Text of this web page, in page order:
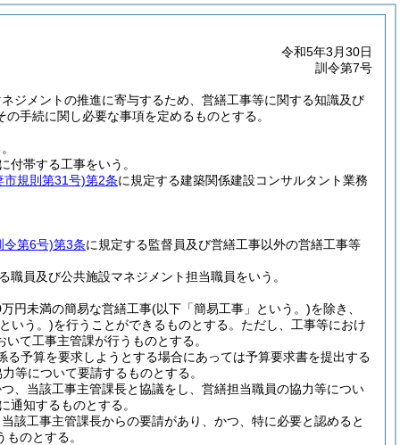
令和5年3月30日
訓令第7号
ジメントの推進に寄与するため、営繕工事等に関する知識及び
手続に関し必要な事項を定めるものとする。
帯する工事をいう。
市規則第31号)第2条に規定する建築関係建設コンサルタント業務
令第6号)第3条に規定する監督員及び営繕工事以外の営繕工事等
員及び公共施設マネジメント担当職員をいう。
円未満の簡易な営繕工事(以下「簡易工事」という。)を除き、
いう。)を行うことができるものとする。 ただし、工事等におけ
て工事主管課が行うものとする。
る予算を要求しようとする場合にあっては予算要求書を提出する
等について要請するものとする。
、当該工事主管課長と協議をし、営繕担当職員の協力等につい
通知するものとする。
該工事主管課長からの要請があり、かつ、特に必要と認めると
のとする。